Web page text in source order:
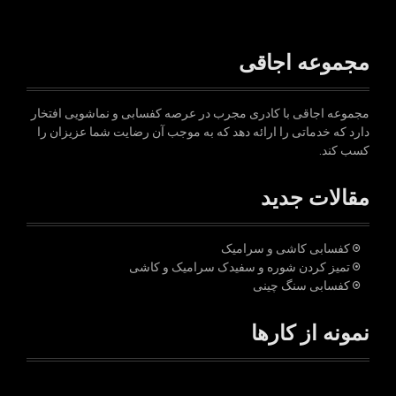
مجموعه اجاقی
مجموعه اجاقی با کادری مجرب در عرصه کفسابی و نماشویی افتخار
دارد که خدماتی را ارائه دهد که به موجب آن رضایت شما عزیزان را
کسب کند.
مقالات جدید
کفسابی کاشی و سرامیک
تمیز کردن شوره و سفیدک سرامیک و کاشی
کفسابی سنگ چینی
نمونه از کارها